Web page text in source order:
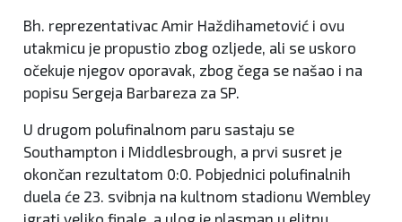
Bh. reprezentativac Amir Haždihametović i ovu
utakmicu je propustio zbog ozljede, ali se uskoro
očekuje njegov oporavak, zbog čega se našao i na
popisu Sergeja Barbareza za SP.
U drugom polufinalnom paru sastaju se
Southampton i Middlesbrough, a prvi susret je
okončan rezultatom 0:0. Pobjednici polufinalnih
duela će 23. svibnja na kultnom stadionu Wembley
igrati veliko finale, a ulog je plasman u elitnu